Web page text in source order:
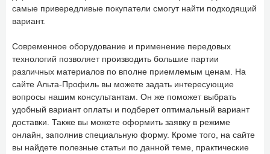
самые привередливые покупатели смогут найти подходящий
вариант.
Современное оборудование и применение передовых
технологий позволяет производить большие партии
различных материалов по вполне приемлемым ценам. На
сайте Альта-Профиль вы можете задать интересующие
вопросы нашим консультантам. Он же поможет выбрать
удобный вариант оплаты и подберет оптимальный вариант
доставки. Также вы можете оформить заявку в режиме
онлайн, заполнив специальную форму. Кроме того, на сайте
вы найдете полезные статьи по данной теме, практические